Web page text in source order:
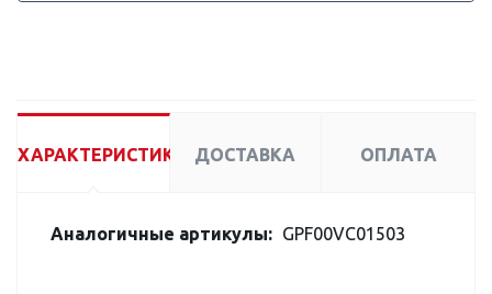
ХАРАКТЕРИСТИКИ ДОСТАВКА ОПЛАТА
Аналогичные артикулы: GPF00VC01503